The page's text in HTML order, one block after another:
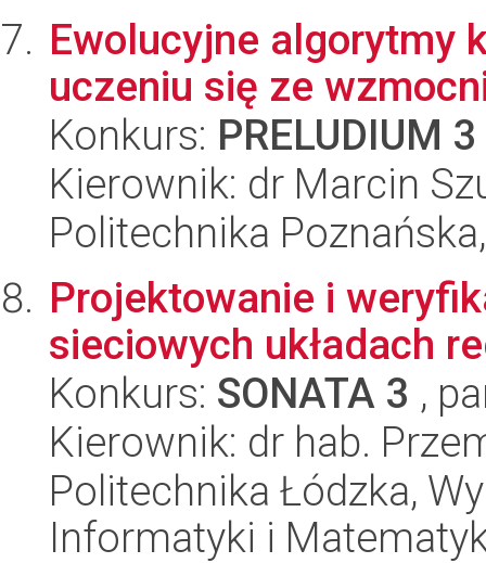
Ewolucyjne algorytmy
uczeniu się ze
Konkurs: PRELUDIUM 3
Kierownik: dr Marcin
Politechnika
Projektowanie i
sieciowych układach
Konkurs: SONATA 3 ,
Kierownik: dr hab.
Politechnika Łódzka,
Informatyki i